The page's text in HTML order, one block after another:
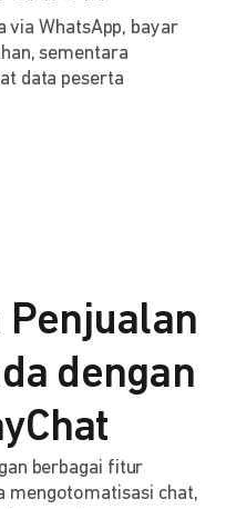
via WhatsApp, bayar
sementara
data peserta
dengan
berbagai fitur
mengotomatisasi chat,